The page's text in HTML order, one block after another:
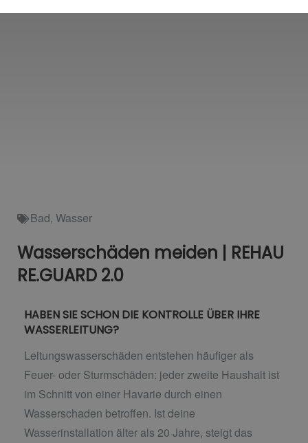
Bad, Wasser
Wasserschäden meiden | REHAU
RE.GUARD 2.0
HABEN SIE SCHON DIE KONTROLLE ÜBER IHRE
WASSERLEITUNG?
Leitungswasserschäden entstehen häufiger als
Feuer- oder Sturmschäden: jeder zweite Haushalt ist
im Schnitt von einer Havarie durch einen
Wasserschaden betroffen. Ist deine
Wasserinstallation älter als 20 Jahre, steigt das